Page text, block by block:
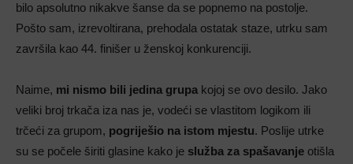
bilo apsolutno nikakve šanse da se popnemo na postolje.
Pošto sam, izrevoltirana, prehodala ostatak staze, utrku sam
završila kao 44. finišer u ženskoj konkurenciji.
Naime, mi nismo bili jedina grupa kojoj se ovo desilo. Jako
veliki broj trkača iza nas je, vodeći se vlastitom logikom ili
trčeći za grupom, pogriješio na istom mjestu. Poslije utrke
su se počele širiti glasine kako je služba za spašavanje otišla